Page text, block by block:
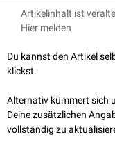
Die Arteria plantaris
an der Fußsohle
Artikelinhalt ist
Hier melden
Du kannst den Artikel
klickst.
Alternativ kümmert sich
Deine zusätzlichen
vollständig zu